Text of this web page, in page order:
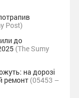
Post)
до
(The Sumy
на дорозі
ремонт (05453 –